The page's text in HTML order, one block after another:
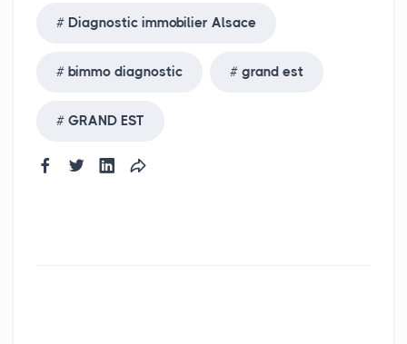
Diagnostic immobilier Alsace
bimmo diagnostic grand est
GRAND EST